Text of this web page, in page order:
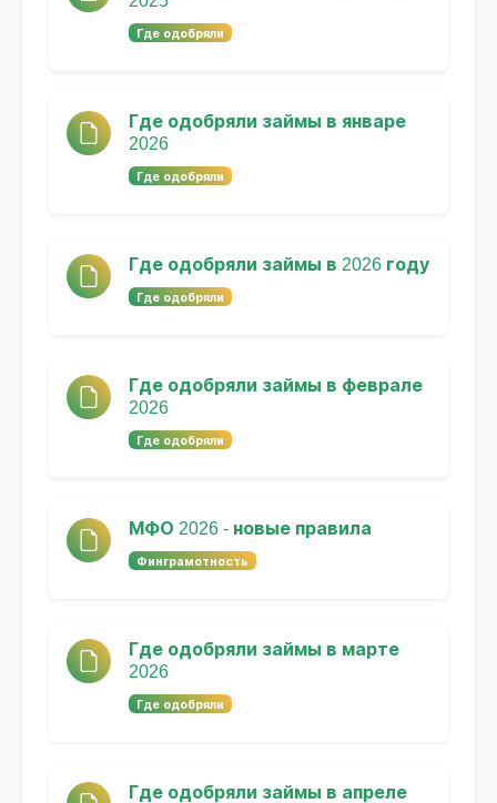
Где одобряли
Где одобряли займы в январе
2026
Где одобряли
Где одобряли займы в 2026 году
Где одобряли
Где одобряли займы в феврале
2026
Где одобряли
МФО 2026 - новые правила
Финграмотность
Где одобряли займы в марте
2026
Где одобряли
Где одобряли займы в апреле